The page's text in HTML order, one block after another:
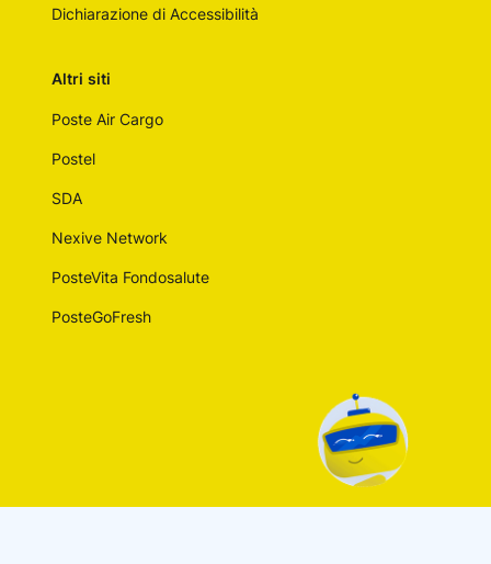
Dichiarazione di Accessibilità
Altri siti
Poste Air Cargo
Postel
SDA
Nexive Network
PosteVita Fondosalute
PosteGoFresh